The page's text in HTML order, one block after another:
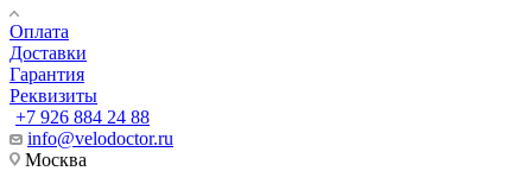
Оплата
Доставки
Гарантия
Реквизиты
+7 926 884 24 88
info@velodoctor.ru
Москва